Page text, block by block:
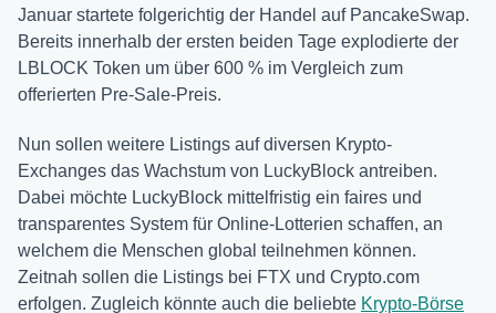
Januar startete folgerichtig der Handel auf PancakeSwap.
Bereits innerhalb der ersten beiden Tage explodierte der
LBLOCK Token um über 600 % im Vergleich zum
offerierten Pre-Sale-Preis.
Nun sollen weitere Listings auf diversen Krypto-
Exchanges das Wachstum von LuckyBlock antreiben.
Dabei möchte LuckyBlock mittelfristig ein faires und
transparentes System für Online-Lotterien schaffen, an
welchem die Menschen global teilnehmen können.
Zeitnah sollen die Listings bei FTX und Crypto.com
erfolgen. Zugleich könnte auch die beliebte Krypto-Börse